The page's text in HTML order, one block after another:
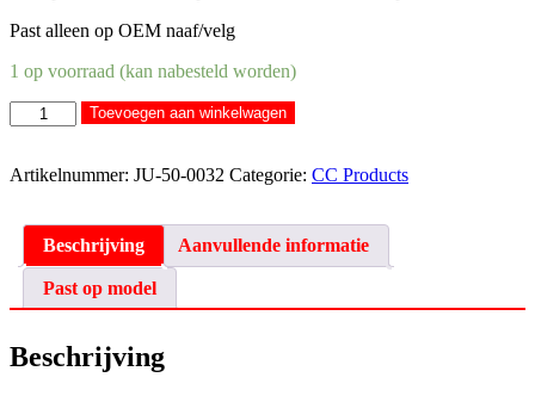
Past alleen op OEM naaf/velg
1 op voorraad (kan nabesteld worden)
Products
21″
stuks
nippels
OEM
wielen
Toevoegen aan winkelwagen
Artikelnummer: JU-50-0032 Categorie: CC Products
Beschrijving Aanvullende informatie
Past op model
Beschrijving